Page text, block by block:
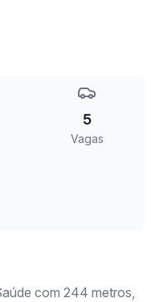
5
Vagas
com 244 metros,